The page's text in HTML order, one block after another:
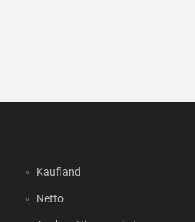
Kaufland
Netto